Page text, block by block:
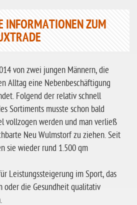
INFORMATIONEN ZUM
von zwei jungen Männern, die
Alltag eine Nebenbeschäftigung
Folgend der relativ schnell
Sortiments musste schon bald
vollzogen werden und man verließ
Neu Wulmstorf zu ziehen. Seit
sie wieder rund 1.500 qm
Leistungssteigerung im Sport, das
oder die Gesundheit qualitativ